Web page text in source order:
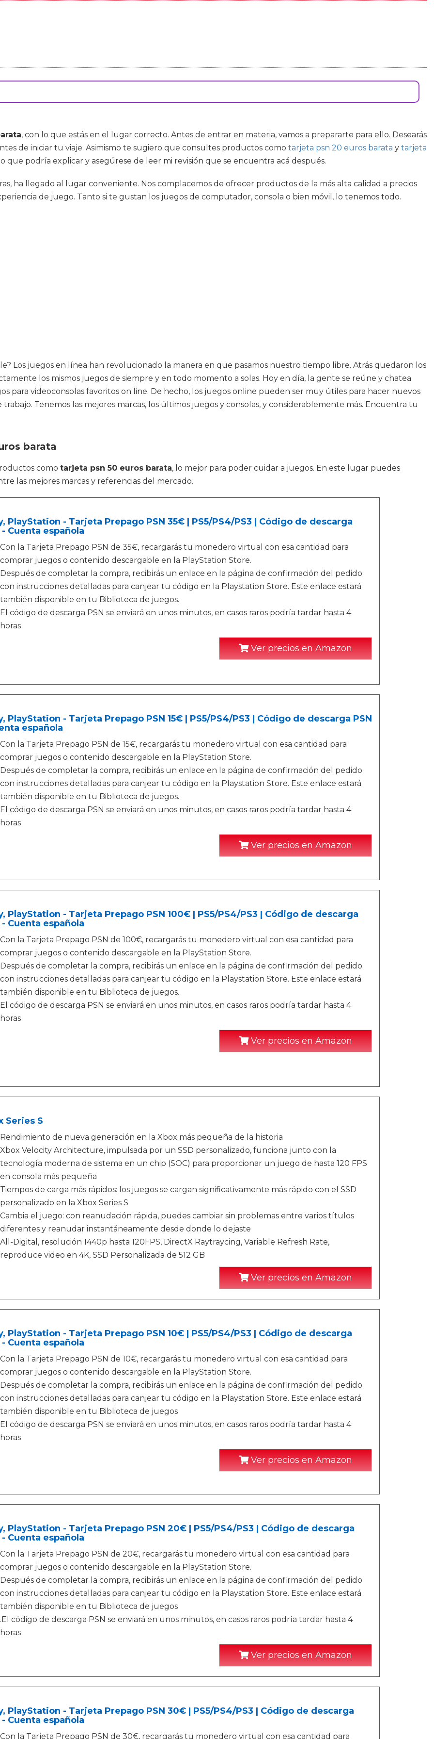
, con lo que estás en el lugar correcto. Antes de entrar en materia, vamos a prepararte para ello. Desearás
de iniciar tu viaje. Asimismo te sugiero que consultes productos como tarjeta psn 20 euros barata y tarjeta
que podría explicar y asegúrese de leer mi revisión que se encuentra acá después.
ha llegado al lugar conveniente. Nos complacemos de ofrecer productos de la más alta calidad a precios
de juego. Tanto si te gustan los juegos de computador, consola o bien móvil, lo tenemos todo.
Los juegos en línea han revolucionado la manera en que pasamos nuestro tiempo libre. Atrás quedaron los
los mismos juegos de siempre y en todo momento a solas. Hoy en día, la gente se reúne y chatea
para videoconsolas favoritos on line. De hecho, los juegos online pueden ser muy útiles para hacer nuevos
Tenemos las mejores marcas, los últimos juegos y consolas, y considerablemente más. Encuentra tu
barata
como tarjeta psn 50 euros barata, lo mejor para poder cuidar a juegos. En este lugar puedes
las mejores marcas y referencias del mercado.
PlayStation - Tarjeta Prepago PSN 35€ | PS5/PS4/PS3 | Código de descarga
- Cuenta española
Con la Tarjeta Prepago PSN de 35€, recargarás tu monedero virtual con esa cantidad para
comprar juegos o contenido descargable en la PlayStation Store.
Después de completar la compra, recibirás un enlace en la página de confirmación del pedido
con instrucciones detalladas para canjear tu código en la Playstation Store. Este enlace estará
también disponible en tu Biblioteca de juegos.
El código de descarga PSN se enviará en unos minutos, en casos raros podría tardar hasta 4
horas
Ver precios en Amazon
PlayStation - Tarjeta Prepago PSN 15€ | PS5/PS4/PS3 | Código de descarga PSN
española
Con la Tarjeta Prepago PSN de 15€, recargarás tu monedero virtual con esa cantidad para
comprar juegos o contenido descargable en la PlayStation Store.
Después de completar la compra, recibirás un enlace en la página de confirmación del pedido
con instrucciones detalladas para canjear tu código en la Playstation Store. Este enlace estará
también disponible en tu Biblioteca de juegos.
El código de descarga PSN se enviará en unos minutos, en casos raros podría tardar hasta 4
horas
Ver precios en Amazon
PlayStation - Tarjeta Prepago PSN 100€ | PS5/PS4/PS3 | Código de descarga
- Cuenta española
Con la Tarjeta Prepago PSN de 100€, recargarás tu monedero virtual con esa cantidad para
comprar juegos o contenido descargable en la PlayStation Store.
Después de completar la compra, recibirás un enlace en la página de confirmación del pedido
con instrucciones detalladas para canjear tu código en la Playstation Store. Este enlace estará
también disponible en tu Biblioteca de juegos.
El código de descarga PSN se enviará en unos minutos, en casos raros podría tardar hasta 4
horas
Ver precios en Amazon
Series S
Rendimiento de nueva generación en la Xbox más pequeña de la historia
Xbox Velocity Architecture, impulsada por un SSD personalizado, funciona junto con la
tecnología moderna de sistema en un chip (SOC) para proporcionar un juego de hasta 120 FPS
en consola más pequeña
Tiempos de carga más rápidos: los juegos se cargan significativamente más rápido con el SSD
personalizado en la Xbox Series S
Cambia el juego: con reanudación rápida, puedes cambiar sin problemas entre varios títulos
diferentes y reanudar instantáneamente desde donde lo dejaste
All-Digital, resolución 1440p hasta 120FPS, DirectX Raytraycing, Variable Refresh Rate,
reproduce video en 4K, SSD Personalizada de 512 GB
Ver precios en Amazon
PlayStation - Tarjeta Prepago PSN 10€ | PS5/PS4/PS3 | Código de descarga
- Cuenta española
Con la Tarjeta Prepago PSN de 10€, recargarás tu monedero virtual con esa cantidad para
comprar juegos o contenido descargable en la PlayStation Store.
Después de completar la compra, recibirás un enlace en la página de confirmación del pedido
con instrucciones detalladas para canjear tu código en la Playstation Store. Este enlace estará
también disponible en tu Biblioteca de juegos
El código de descarga PSN se enviará en unos minutos, en casos raros podría tardar hasta 4
horas
Ver precios en Amazon
PlayStation - Tarjeta Prepago PSN 20€ | PS5/PS4/PS3 | Código de descarga
- Cuenta española
Con la Tarjeta Prepago PSN de 20€, recargarás tu monedero virtual con esa cantidad para
comprar juegos o contenido descargable en la PlayStation Store.
Después de completar la compra, recibirás un enlace en la página de confirmación del pedido
con instrucciones detalladas para canjear tu código en la Playstation Store. Este enlace estará
también disponible en tu Biblioteca de juegos
.El código de descarga PSN se enviará en unos minutos, en casos raros podría tardar hasta 4
horas
Ver precios en Amazon
PlayStation - Tarjeta Prepago PSN 30€ | PS5/PS4/PS3 | Código de descarga
- Cuenta española
Con la Tarjeta Prepago PSN de 30€, recargarás tu monedero virtual con esa cantidad para